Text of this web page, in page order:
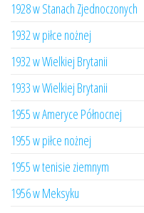
1928 w Stanach Zjednoczonych
1932 w piłce nożnej
1932 w Wielkiej Brytanii
1933 w Wielkiej Brytanii
1955 w Ameryce Północnej
1955 w piłce nożnej
1955 w tenisie ziemnym
1956 w Meksyku